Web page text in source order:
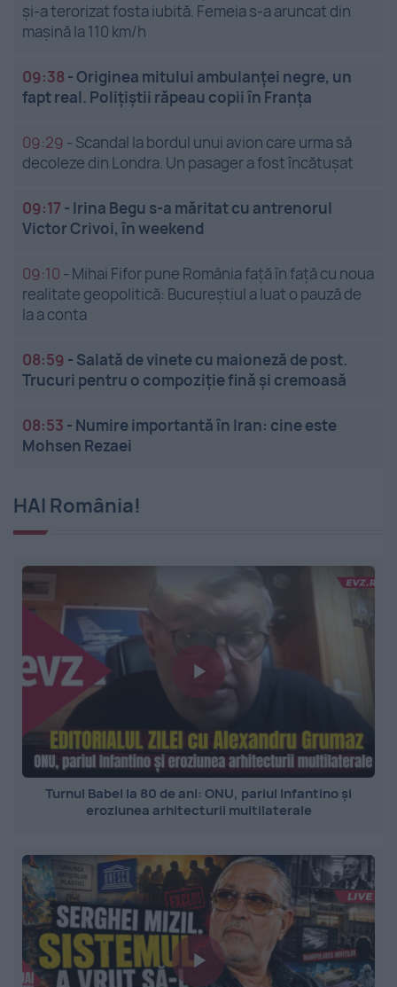
și-a terorizat fosta iubită. Femeia s-a aruncat din
mașină la 110 km/h
09:38 -Originea mitului ambulanței negre, un
fapt real. Polițiștii răpeau copii în Franța
09:29 - Scandal la bordul unui avion care urma să
decoleze din Londra. Un pasager a fost încătușat
09:17 - Irina Begu s-a măritat cu antrenorul
Victor Crivoi, în weekend
09:10 - Mihai Fifor pune România față în față cu noua
realitate geopolitică: Bucureștiul a luat o pauză de
la a conta
08:59 - Salată de vinete cu maioneză de post.
Trucuri pentru o compoziție fină și cremoasă
08:53 - Numire importantă în Iran: cine este
Mohsen Rezaei
HAI România!
Turnul Babel la 80 de ani: ONU, pariul Infantino și
eroziunea arhitecturii multilaterale